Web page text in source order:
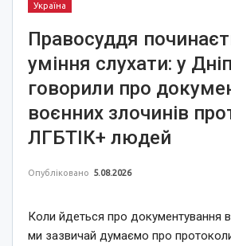
Україна
Правосуддя
уміння слухати: у
говорили про
воєнних злочинів
ЛГБТІК+ людей
Опубліковано 5.08.2026
Коли йдеться про документування
ми зазвичай думаємо про